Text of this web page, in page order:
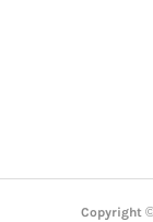
Copyright